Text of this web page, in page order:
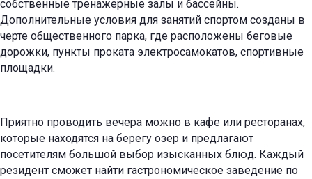
собственные тренажерные залы и бассейны.
Дополнительные условия для занятий спортом созданы в
черте общественного парка, где расположены беговые
дорожки, пункты проката электросамокатов, спортивные
площадки.
Приятно проводить вечера можно в кафе или ресторанах,
которые находятся на берегу озер и предлагают
посетителям большой выбор изысканных блюд. Каждый
резидент сможет найти гастрономическое заведение по